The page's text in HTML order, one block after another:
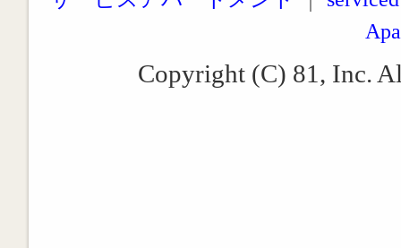
Copyright (C) 81, Inc.